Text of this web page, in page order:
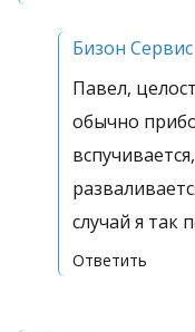
Бизон Сервис
Павел,
обычно
случай я так
Ответить